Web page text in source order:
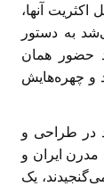
اکثریت آنها،
به دستور
حضور همان
و چهره‌هایش
در طراحی و
ایران و
یک